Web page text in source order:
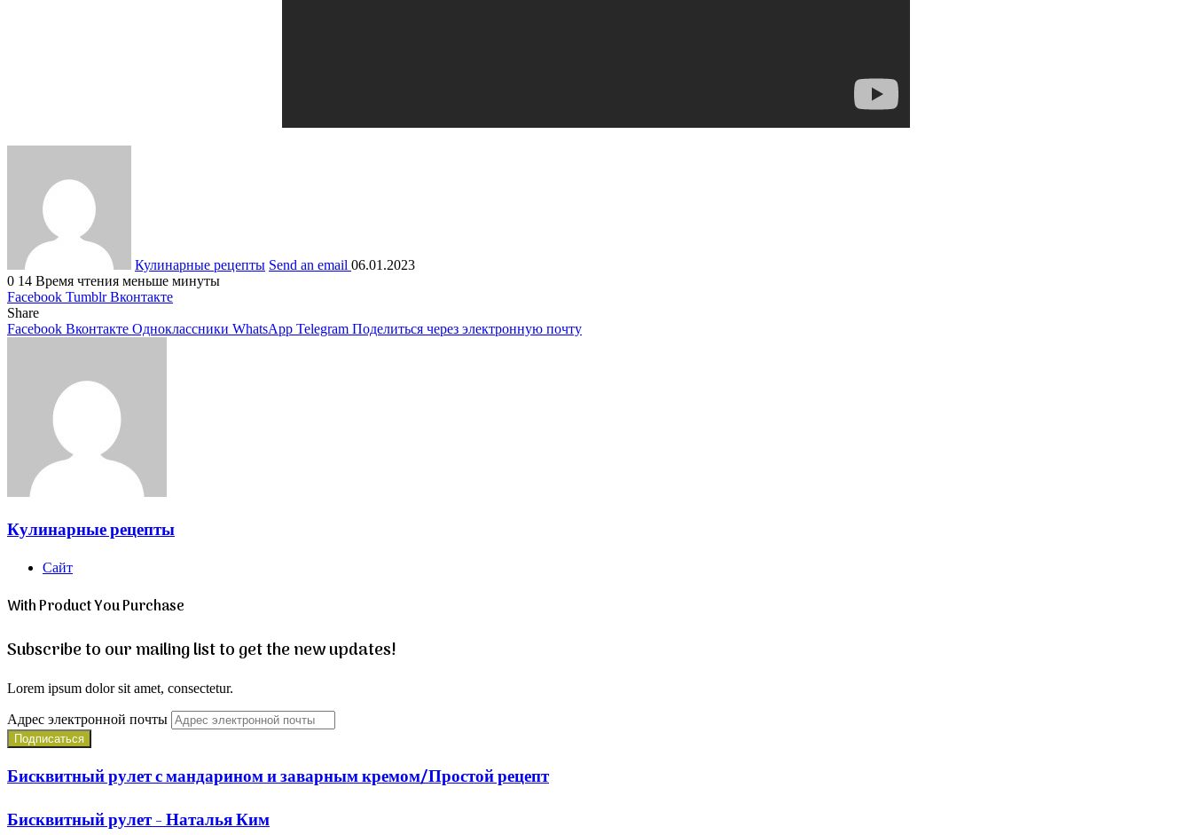
Кулинарные рецепты Send an email 06.01.2023
0 14 Время чтения меньше минуты
Facebook Tumblr Вконтакте
Share
Facebook Вконтакте Одноклассники WhatsApp Telegram Поделиться через электронную почту
Кулинарные рецепты
Сайт
With Product You Purchase
Subscribe to our mailing list to get the new updates!
Lorem ipsum dolor sit amet, consectetur.
Адрес электронной почты
Бисквитный рулет с мандарином и заварным кремом/Простой рецепт
Бисквитный рулет - Наталья Ким